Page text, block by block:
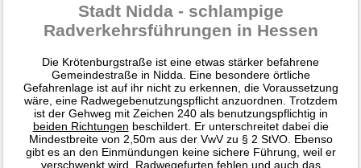
Stadt Nidda - schlampige
Radverkehrsführungen in Hessen
Die Krötenburgstraße ist eine etwas stärker befahrene
Gemeindestraße in Nidda. Eine besondere örtliche
Gefahrenlage ist auf ihr nicht zu erkennen, die Voraussetzung
wäre, eine Radwegebenutzungspflicht anzuordnen. Trotzdem
ist der Gehweg mit Zeichen 240 als benutzungspflichtig in
beiden Richtungen beschildert. Er unterschreitet dabei die
Mindestbreite von 2,50m aus der VwV zu § 2 StVO. Ebenso
gibt es an den Einmündungen keine sichere Führung, weil er
verschwenkt wird, Radwegefurten fehlen und auch das